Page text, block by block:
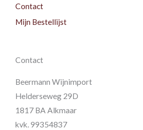
Contact
Mijn Bestellijst
Contact
Beermann Wijnimport
Helderseweg 29D
1817 BA Alkmaar
kvk. 99354837